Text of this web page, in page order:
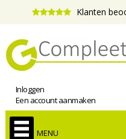
Klanten
Inloggen
Een account aanmaken
MENU